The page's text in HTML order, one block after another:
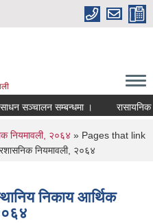
सवारी साधन सञ्चालन सम्बन्धमा । रासायनिक
नियमावली, २०६४ » Pages that link
नियमावली, २०६४
निकाय आर्थिक